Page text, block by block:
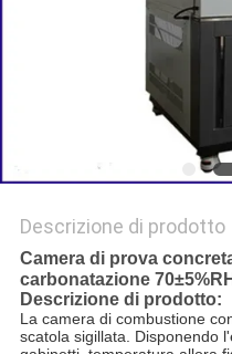
Descrizione di prodotto
Camera di prova
carbonatazione 70±5%RH
Descrizione di prodotto:
La camera di combustione
scatola sigillata. Disponendo